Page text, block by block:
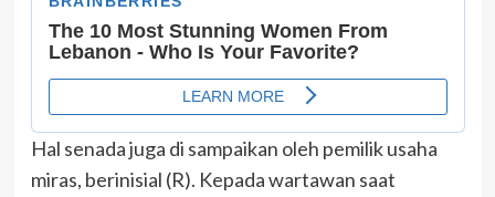
Hal senada juga di sampaikan oleh pemilik usaha
miras, berinisial (R). Kepada wartawan saat